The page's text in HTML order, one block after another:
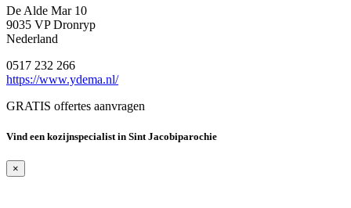
De Alde Mar 10
9035 VP Dronryp
Nederland
0517 232 266
https://www.ydema.nl/
GRATIS offertes aanvragen
Vind een kozijnspecialist in Sint Jacobiparochie
×